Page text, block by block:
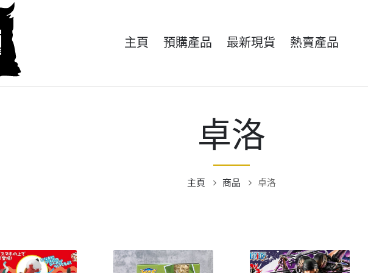
主頁 預購產品 最新現貨 熱賣產品
卓洛
主頁 商品 卓洛